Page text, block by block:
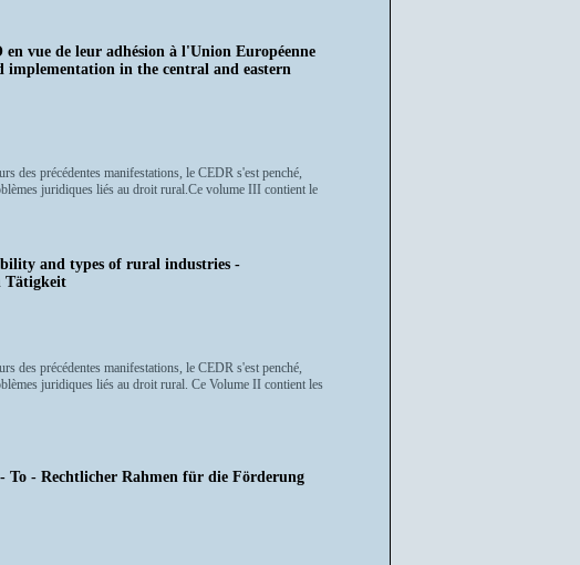
vue de leur adhésion à l'Union Européenne
in the central and eastern
des précédentes manifestations, le CEDR s'est penché,
juridiques liés au droit rural.Ce volume III contient le
and types of rural industries -
Tätigkeit
des précédentes manifestations, le CEDR s'est penché,
juridiques liés au droit rural. Ce Volume II contient les
To - Rechtlicher Rahmen für die Förderung